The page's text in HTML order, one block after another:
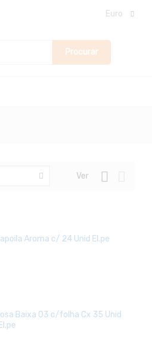
Euro
Procurar
Ver
Aroma c/ 24 Unid El.pe
Baixa 03 c/folha Cx 35 Unid